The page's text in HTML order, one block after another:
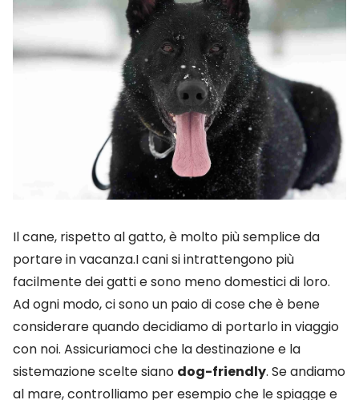
Il cane, rispetto al gatto, è molto più semplice da
portare in vacanza.I cani si intrattengono più
facilmente dei gatti e sono meno domestici di loro.
Ad ogni modo, ci sono un paio di cose che è bene
considerare quando decidiamo di portarlo in viaggio
con noi. Assicuriamoci che la destinazione e la
sistemazione scelte siano dog-friendly. Se andiamo
al mare, controlliamo per esempio che le spiagge e